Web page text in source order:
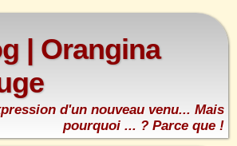
| Orangina
d'un nouveau venu... Mais
pourquoi ... ? Parce que !